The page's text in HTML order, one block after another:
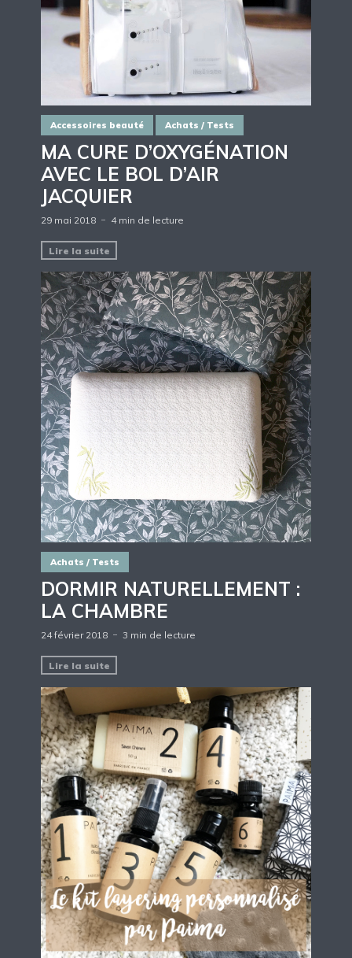
Accessoires beauté Achats / Tests
MA CURE D’OXYGÉNATION
AVEC LE BOL D’AIR
JACQUIER
29 mai 2018 4 min de lecture
Lire la suite
Achats / Tests
DORMIR NATURELLEMENT :
LA CHAMBRE
24 février 2018 3 min de lecture
Lire la suite